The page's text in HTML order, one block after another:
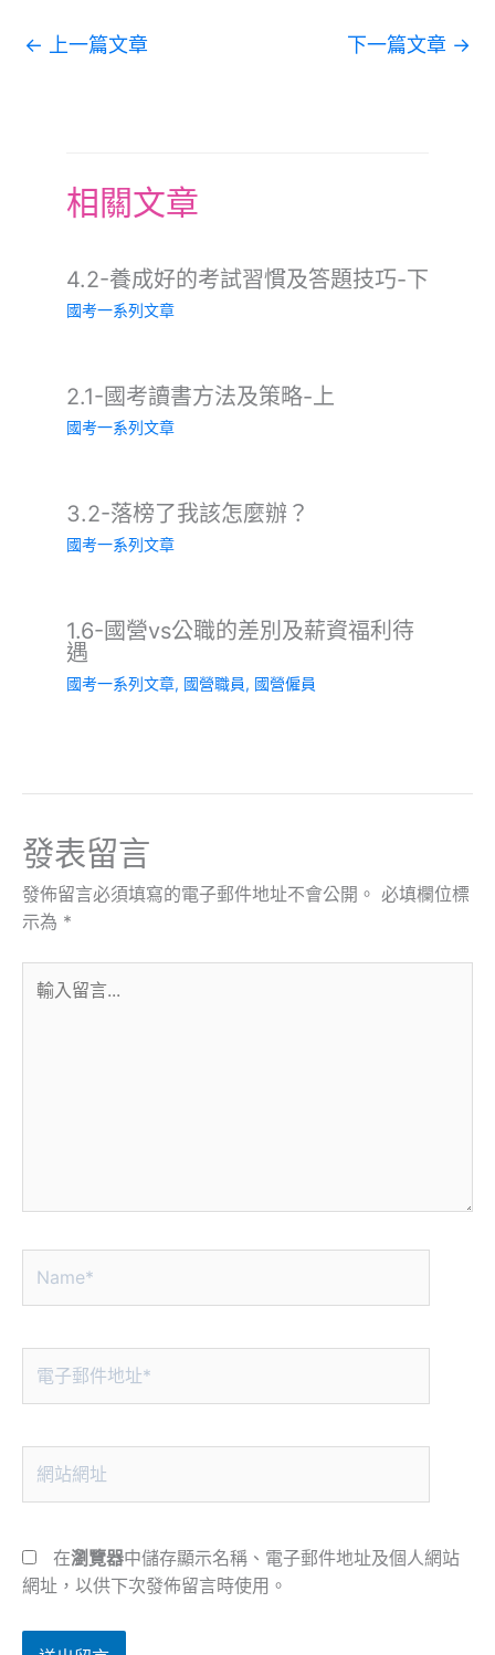
← 上一篇文章 下一篇文章 →
相關文章
4.2-養成好的考試習慣及答題技巧-下
國考一系列文章
2.1-國考讀書方法及策略-上
國考一系列文章
3.2-落榜了我該怎麼辦？
國考一系列文章
1.6-國營vs公職的差別及薪資福利待
遇
國考一系列文章, 國營職員, 國營僱員
發表留言
發佈留言必須填寫的電子郵件地址不會公開。 必填欄位標
示為 *
入
件
地
址
站
在瀏覽器中儲存顯示名稱、電子郵件地址及個人網站
網址，以供下次發佈留言時使用。